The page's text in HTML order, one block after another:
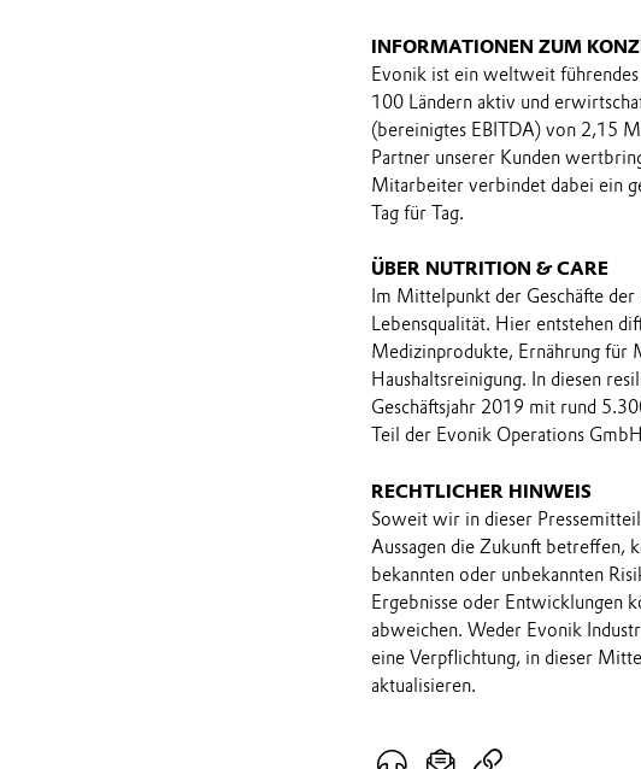
INFORMATIONEN ZUM
Evonik ist ein weltweit
100 Ländern aktiv und
(bereinigtes EBITDA) von 2,15
Partner unserer Kunden
Mitarbeiter verbindet dabei ein
Tag für Tag.
ÜBER NUTRITION & CARE
Im Mittelpunkt der Geschäfte
Lebensqualität. Hier entstehen
Medizinprodukte, Ernährung für
Haushaltsreinigung. In diesen
Geschäftsjahr 2019 mit rund
Teil der Evonik Operations
RECHTLICHER HINWEIS
Soweit wir in dieser
Aussagen die Zukunft betreffen,
bekannten oder unbekannten
Ergebnisse oder Entwicklungen
abweichen. Weder Evonik
eine Verpflichtung, in dieser
aktualisieren.